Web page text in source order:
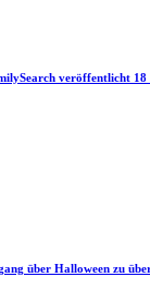
veröffentlicht 18
über Halloween zu